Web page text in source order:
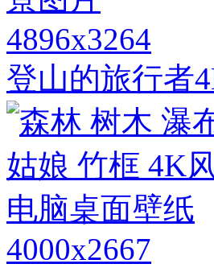
4896x3264
登山的旅行者
4000x2667